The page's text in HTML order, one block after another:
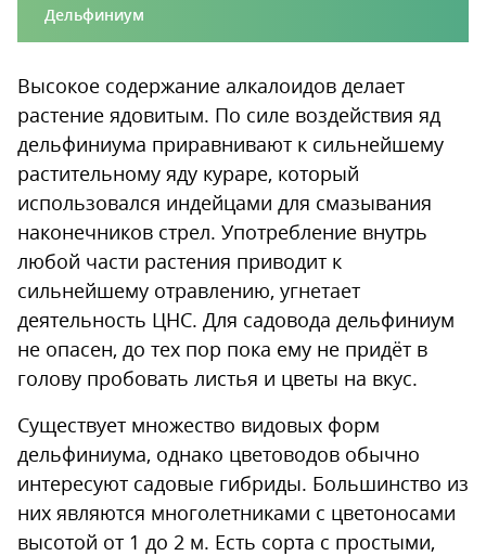
Дельфиниум
Высокое содержание алкалоидов делает
растение ядовитым. По силе воздействия яд
дельфиниума приравнивают к сильнейшему
растительному яду кураре, который
использовался индейцами для смазывания
наконечников стрел. Употребление внутрь
любой части растения приводит к
сильнейшему отравлению, угнетает
деятельность ЦНС. Для садовода дельфиниум
не опасен, до тех пор пока ему не придёт в
голову пробовать листья и цветы на вкус.
Существует множество видовых форм
дельфиниума, однако цветоводов обычно
интересуют садовые гибриды. Большинство из
них являются многолетниками с цветоносами
высотой от 1 до 2 м. Есть сорта с простыми,